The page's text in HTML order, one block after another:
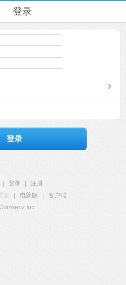
登录
登录
登录
注册
版 电脑版
客户端
Inc.